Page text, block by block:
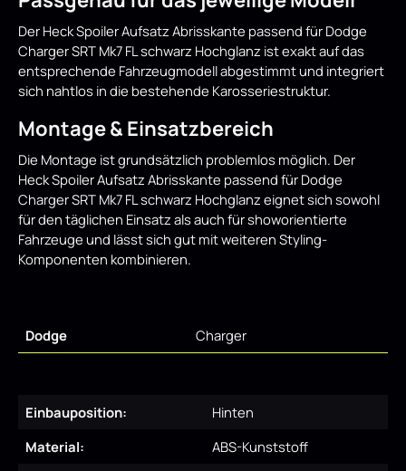
Der Heck Spoiler Aufsatz Abrisskante passend für Dodge
Charger SRT Mk7 FL schwarz Hochglanz ist exakt auf das
entsprechende Fahrzeugmodell abgestimmt und integriert
sich nahtlos in die bestehende Karosseriestruktur.
Montage & Einsatzbereich
Die Montage ist grundsätzlich problemlos möglich. Der
Heck Spoiler Aufsatz Abrisskante passend für Dodge
Charger SRT Mk7 FL schwarz Hochglanz eignet sich sowohl
für den täglichen Einsatz als auch für showorientierte
Fahrzeuge und lässt sich gut mit weiteren Styling-
Komponenten kombinieren.
Dodge Charger
Einbauposition:
Hinten
Material:
ABS-Kunststoff